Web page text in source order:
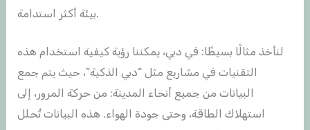
بيئة أكثر استدامة.
لنأخذ مثالًا بسيطًا: في دبي، يمكننا رؤية كيفية استخدام هذه
التقنيات في مشاريع مثل “دبي الذكية”، حيث يتم جمع
البيانات من جميع أنحاء المدينة: من حركة المرور، إلى
استهلاك الطاقة، وحتى جودة الهواء. هذه البيانات تُحلل